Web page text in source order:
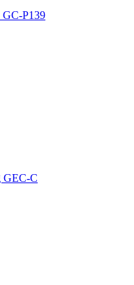
GC-P139
GEC-C